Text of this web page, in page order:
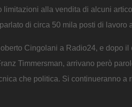
alla vendita di alcuni
di circa 50 mila posti di lavoro
Cingolani a Radio24, e dopo il
Timmersman, arrivano però
che politica. Si continueranno a